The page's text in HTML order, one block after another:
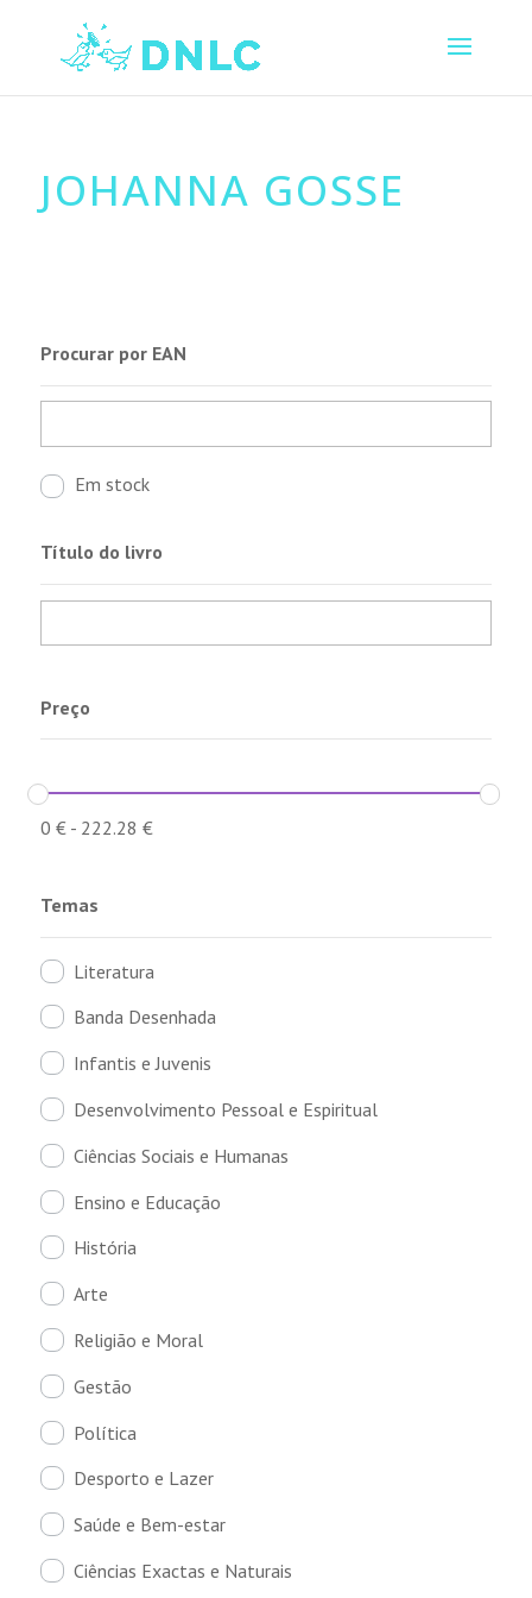
JOHANNA GOSSE
Procurar por EAN
Em stock
Título do livro
Preço
0 €- 222.28 €
Temas
Literatura
Banda Desenhada
Infantis e Juvenis
Desenvolvimento Pessoal e Espiritual
Ciências Sociais e Humanas
Ensino e Educação
História
Arte
Religião e Moral
Gestão
Política
Desporto e Lazer
Saúde e Bem-estar
Ciências Exactas e Naturais